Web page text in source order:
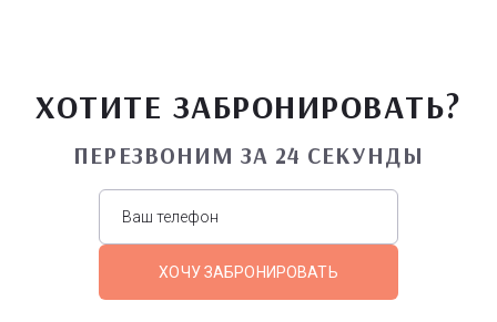
ХОТИТЕ ЗАБРОНИРОВАТЬ?
ПЕРЕЗВОНИМ ЗА 24 СЕКУНДЫ
ХОЧУ ЗАБРОНИРОВАТЬ